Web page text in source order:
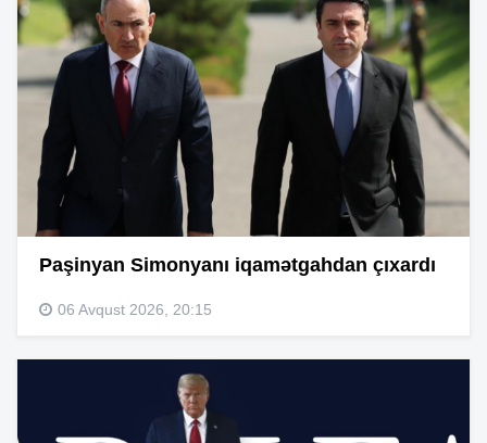
Paşinyan Simonyanı iqamətgahdan çıxardı
06 Avqust 2026, 20:15